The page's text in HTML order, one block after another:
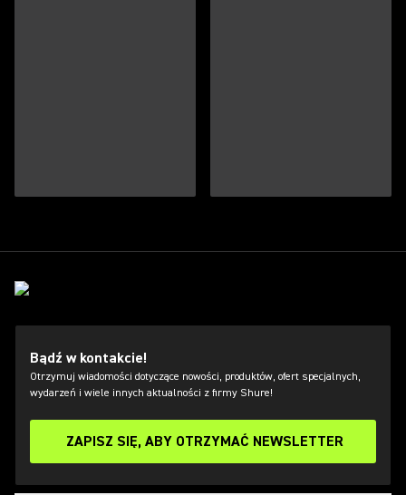
Bądź w kontakcie!
Otrzymuj wiadomości dotyczące nowości, produktów, ofert specjalnych,
wydarzeń i wiele innych aktualności z firmy Shure!
ZAPISZ SIĘ, ABY OTRZYMAĆ NEWSLETTER